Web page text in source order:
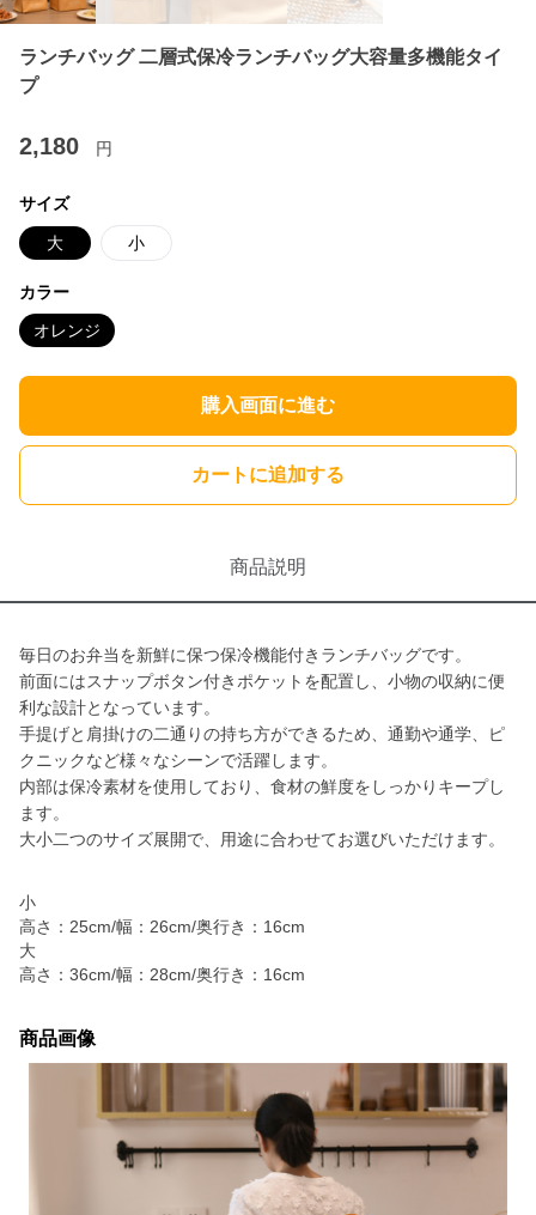
ランチバッグ 二層式保冷ランチバッグ大容量多機能タイ
プ
2,180 円
サイズ
大 小
カラー
オレンジ
購入画面に進む
カートに追加する
商品説明
毎日のお弁当を新鮮に保つ保冷機能付きランチバッグです。
前面にはスナップボタン付きポケットを配置し、小物の収納に便
利な設計となっています。
手提げと肩掛けの二通りの持ち方ができるため、通勤や通学、ピ
クニックなど様々なシーンで活躍します。
内部は保冷素材を使用しており、食材の鮮度をしっかりキープし
ます。
大小二つのサイズ展開で、用途に合わせてお選びいただけます。
小
高さ：25cm/幅：26cm/奥行き：16cm
大
高さ：36cm/幅：28cm/奥行き：16cm
商品画像